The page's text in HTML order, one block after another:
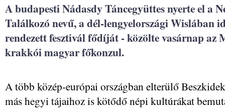
A budapesti Nádasdy Táncegyüttes nyerte el a
Találkozó nevű, a dél-lengyelországi
rendezett fesztivál fődíját - közölte vasárnap
krakkói magyar főkonzul.
A több közép-európai országban elterülő
más hegyi tájaihoz is kötődő népi kultúrákat